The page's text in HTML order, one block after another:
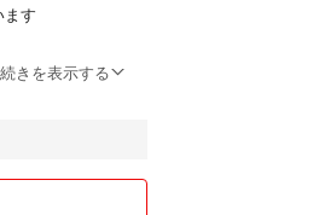
試しのうえ、ご
管してくださ
ます
す
続きを表示する